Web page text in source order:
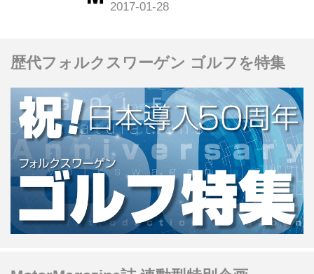
歴代フォルクスワーゲン ゴルフを特集